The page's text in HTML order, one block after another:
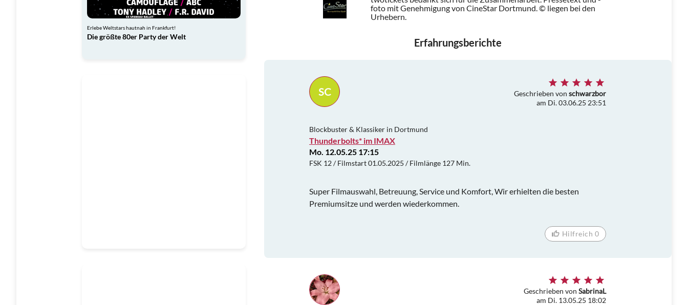
Erlebe Weltstars hautnah in Frankfurt!
Die größte 80er Party der Welt
foto mit Genehmigung von CineStar Dortmund. © liegen bei den
Urhebern.
Erfahrungsberichte
SC Geschrieben von schwarzbor
am Di. 03.06.25 23:51
Blockbuster & Klassiker in Dortmund
Thunderbolts* im IMAX
Mo. 12.05.25 17:15
FSK 12 / Filmstart 01.05.2025 / Filmlänge 127 Min.
Super Filmauswahl, Betreuung, Service und Komfort, Wir erhielten die besten
Premiumsitze und werden wiederkommen.
Hilfreich 0
Geschrieben von SabrinaL
am Di. 13.05.25 18:02